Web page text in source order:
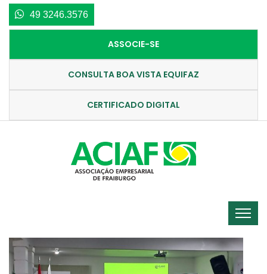
49 3246.3576
ASSOCIE-SE
CONSULTA BOA VISTA EQUIFAZ
CERTIFICADO DIGITAL